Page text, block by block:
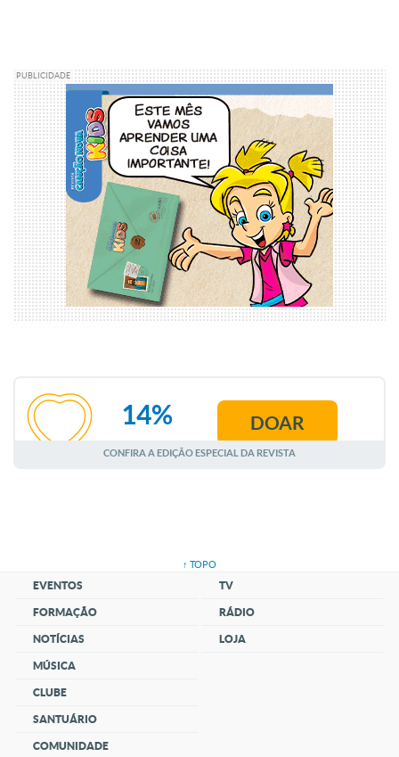
PUBLICIDADE
AGOSTO
14% DOAR
CONFIRA A EDIÇÃO ESPECIAL DA REVISTA
↑ TOPO
EVENTOS
FORMAÇÃO
NOTÍCIAS
MÚSICA
CLUBE
SANTUÁRIO
COMUNIDADE
TV
RÁDIO
LOJA